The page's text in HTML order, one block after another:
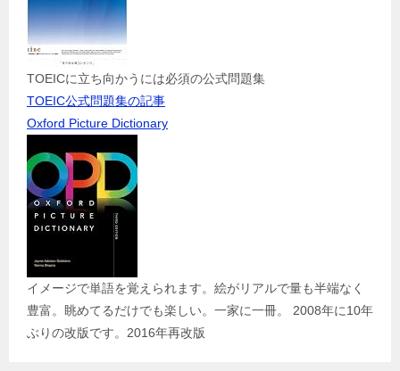
TOEICに立ち向かうには必須の公式問題集
TOEIC公式問題集の記事
Oxford Picture Dictionary
イメージで単語を覚えられます。絵がリアルで量も半端なく
豊富。眺めてるだけでも楽しい。一家に一冊。 2008年に10年
ぶりの改版です。2016年再改版